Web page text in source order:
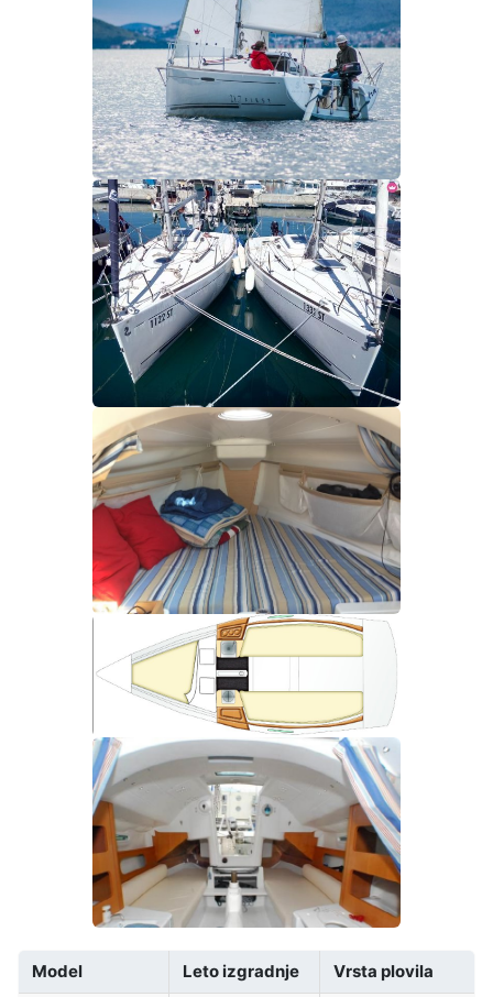
Model Leto izgradnje Vrsta plovila